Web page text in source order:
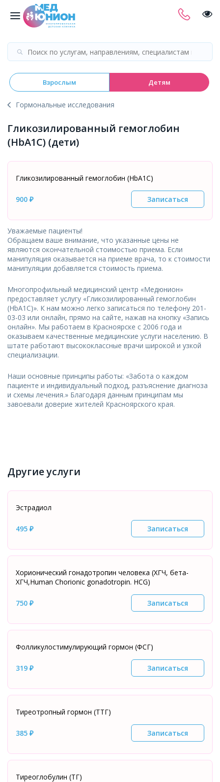
Взрослым Детям
Гормональные исследования
Гликозилированный гемоглобин
(HbA1C) (дети)
Гликозилированный гемоглобин (HbA1C)
900 ₽ Записаться
Уважаемые пациенты!
Обращаем ваше внимание, что указанные цены не
являются окончательной стоимостью приема. Если
манипуляция оказывается на приеме врача, то к стоимости
манипуляции добавляется стоимость приема.
Многопрофильный медицинский центр «Медюнион»
предоставляет услугу «Гликозилированный гемоглобин
(HbA1C)». К нам можно легко записаться по телефону 201-
03-03 или онлайн, прямо на сайте, нажав на кнопку «Запись
онлайн». Мы работаем в Красноярске с 2006 года и
оказываем качественные медицинские услуги населению. В
штате работают высококлассные врачи широкой и узкой
специализации.
Наши основные принципы работы: «Забота о каждом
пациенте и индивидуальный подход, разъяснение диагноза
и схемы лечения.» Благодаря данным принципам мы
завоевали доверие жителей Красноярского края.
Другие услуги
Эстрадиол
495 ₽ Записаться
Хорионический гонадотропин человека (ХГЧ, бета-
ХГЧ,Нuman Chorionic gonadotropin. HCG)
750 ₽ Записаться
Фолликулостимулирующий гормон (ФСГ)
319 ₽ Записаться
Тиреотропный гормон (ТТГ)
385 ₽ Записаться
Тиреоглобулин (ТГ)